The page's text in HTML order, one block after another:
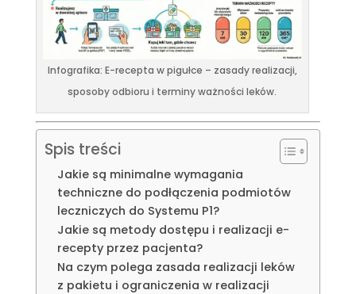
Infografika: E-recepta w pigułce – zasady realizacji,
sposoby odbioru i terminy ważności leków.
Spis treści
Jakie są minimalne wymagania
techniczne do podłączenia podmiotów
leczniczych do Systemu P1?
Jakie są metody dostępu i realizacji e-
recepty przez pacjenta?
Na czym polega zasada realizacji leków
z pakietu i ograniczenia w realizacji